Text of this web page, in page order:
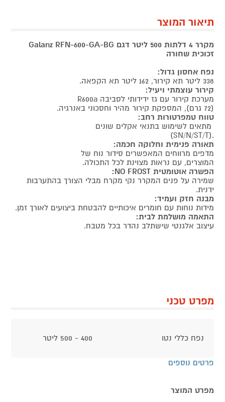
תיאור המוצר
מקרר 4 דלתות 500 ליטר דגם Galanz RFN-600-GA-BG
זכוכית שחורה
נפח אחסון גדול:
338 ליטר תא קירור, 162 ליטר תא הקפאה.
קירור עוצמתי ויעיל:
מערכת קירור עם גז ידידותי לסביבה R600a
(72 גרם), המספקת קירור מהיר וחסכוני באנרגיה.
טווח טמפרטורות רחב:
מתאים לשימוש בתנאי אקלים שונים
.(SN/N/ST/T)
תאורה פנימית וחלוקה חכמה:
מדפים מרווחים המאפשרים סידור נוח של
המוצרים, עם נראות מצוינת לכל התכולה.
הפשרה אוטומטית NO FROST:
שמירה על פנים המקרר נקי מקרח מבלי הצורך בהתערבות
ידנית.
מבנה חזק ועמיד:
מידות נוחות עם חומרים איכותיים להבטחת ביצועים לאורך זמן.
התאמה מושלמת לבית:
עיצוב אלגנטי שישתלב נהדר בכל מטבח.
מפרט טכני
נפח כללי נטו 400 - 500 ליטר
פרטים נוספים
מפרט המוצר